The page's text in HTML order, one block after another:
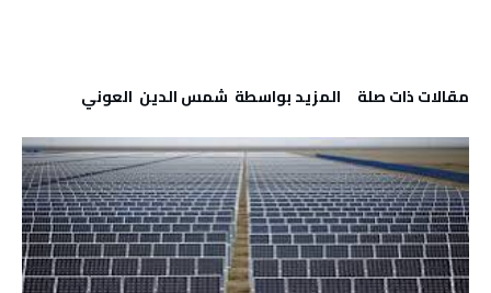
‫مقالات ذات صلة‬ ‫‫المزيد بواسطة‬ ‬ شمس‭ ‬الدين‭ ‬ العوني‭ ‬